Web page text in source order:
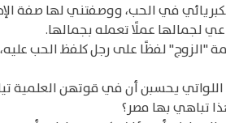
في الحب، ووصفتني لها صفة
لجمالها عملًا تعمله بجمالها.
"الزوج" لفظًا على رجل كلفظ الحب
يحسبن أن في قوتهن العلمية
تباهي بها مصر؟